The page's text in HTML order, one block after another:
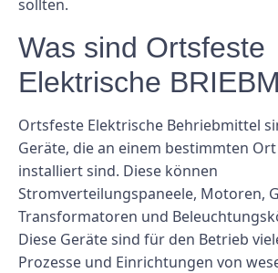
sollten.
Was sind Ortsfeste
Elektrische
Ortsfeste Elektrische Behriebmittel
Geräte, die an einem bestimmten
installiert sind. Diese können
Stromverteilungspaneele, Motoren,
Transformatoren und
Diese Geräte sind für den Betrieb
Prozesse und Einrichtungen von